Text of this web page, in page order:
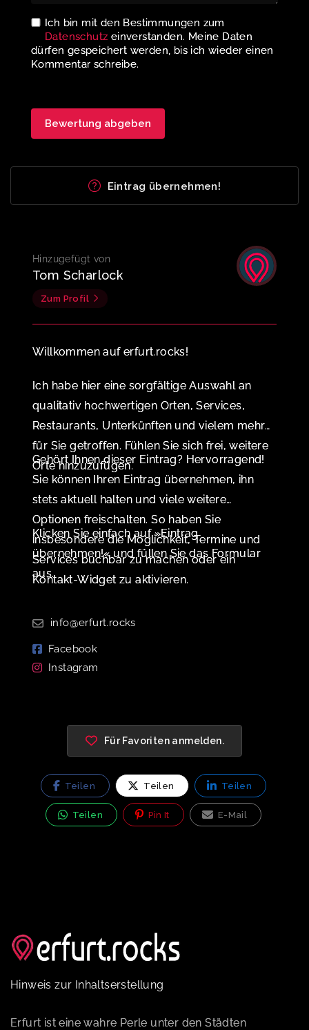
Ich bin mit den Bestimmungen zum
Datenschutz einverstanden. Meine Daten
dürfen gespeichert werden, bis ich wieder einen
Kommentar schreibe.
Eintrag übernehmen!
Hinzugefügt von
Tom Scharlock
Zum Profil
Willkommen auf erfurt.rocks!
Ich habe hier eine sorgfältige Auswahl an
qualitativ hochwertigen Orten, Services,
Restaurants, Unterkünften und vielem mehr
für Sie getroffen. Fühlen Sie sich frei, weitere
Orte hinzuzufügen.
Gehört Ihnen dieser Eintrag? Hervorragend!
Sie können Ihren Eintrag übernehmen, ihn
stets aktuell halten und viele weitere
Optionen freischalten. So haben Sie
insbesondere die Möglichkeit, Termine und
Services buchbar zu machen oder ein
Kontakt-Widget zu aktivieren.
Klicken Sie einfach auf »Eintrag
übernehmen!« und füllen Sie das Formular
aus.
info@erfurt.rocks
Facebook
Instagram
Für Favoriten anmelden.
Teilen Teilen Teilen
Teilen Pin It E-Mail
Hinweis zur Inhaltserstellung
Erfurt ist eine wahre Perle unter den Städten